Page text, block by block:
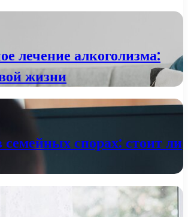
лечение алкоголизма:
жизни
спорах: стоит ли